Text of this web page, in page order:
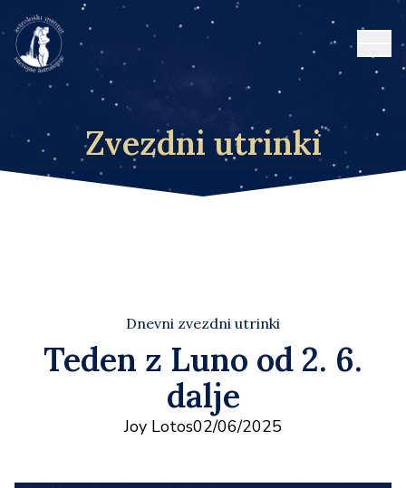
Zvezdni utrinki
Dnevni zvezdni utrinki
Teden z Luno od 2. 6.
dalje
Joy Lotos02/06/2025